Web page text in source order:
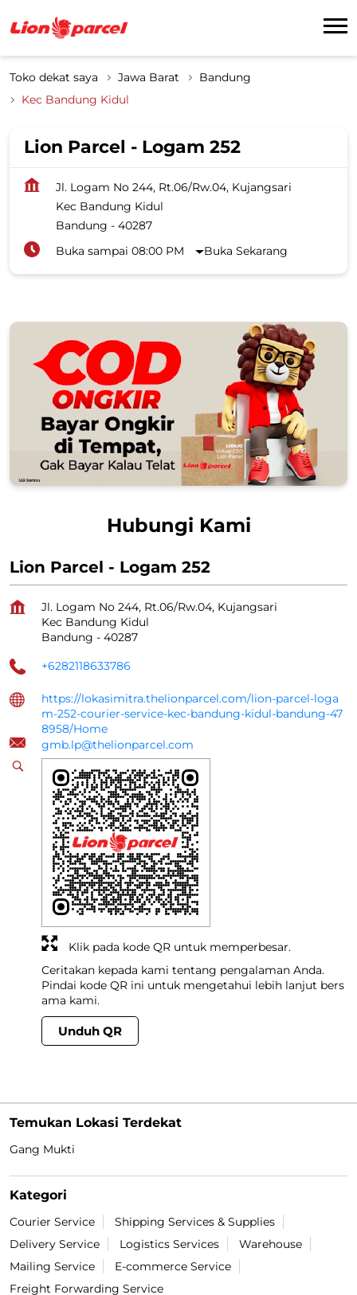
Toko dekat saya Jawa Barat
Bandung
Kec Bandung Kidul
Lion Parcel - Logam 252
Jl. Logam No 244, Rt.06/Rw.04, Kujangsari
Kec Bandung Kidul
Bandung - 40287
Buka sampai 08:00 PM
Buka Sekarang
Hubungi Kami
Lion Parcel - Logam 252
Jl. Logam No 244, Rt.06/Rw.04, Kujangsari
Kec Bandung Kidul
Bandung - 40287
+6282118633786
https://lokasimitra.thelionparcel.com/lion-parcel-loga
m-252-courier-service-kec-bandung-kidul-bandung-47
8958/Home
gmb.lp@thelionparcel.com
Ceritakan kepada kami tentang pengalaman Anda.
Pindai kode QR ini untuk mengetahui lebih lanjut bers
ama kami.
Unduh QR
Klik pada kode QR untuk memperbesar.
Temukan Lokasi Terdekat
Gang Mukti
Kategori
Courier Service
Shipping Services & Supplies
Delivery Service
Logistics Services
Warehouse
Mailing Service
E-commerce Service
Freight Forwarding Service